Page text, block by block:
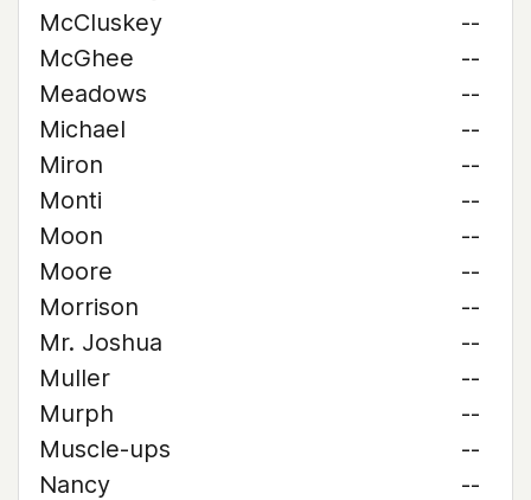
McCluskey
--
McGhee
--
Meadows
--
Michael
--
Miron
--
Monti
--
Moon
--
Moore
--
Morrison
--
Mr. Joshua
--
Muller
--
Murph
--
Muscle-ups
--
Nancy
--